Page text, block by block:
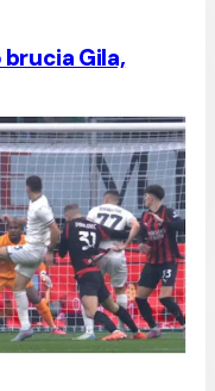
brucia Gila,